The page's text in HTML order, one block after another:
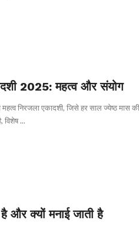
2025: महत्व और संयोग
निरजला एकादशी, जिसे हर साल ज्येष्ठ मास
विशेष ...
और क्यों मनाई जाती है